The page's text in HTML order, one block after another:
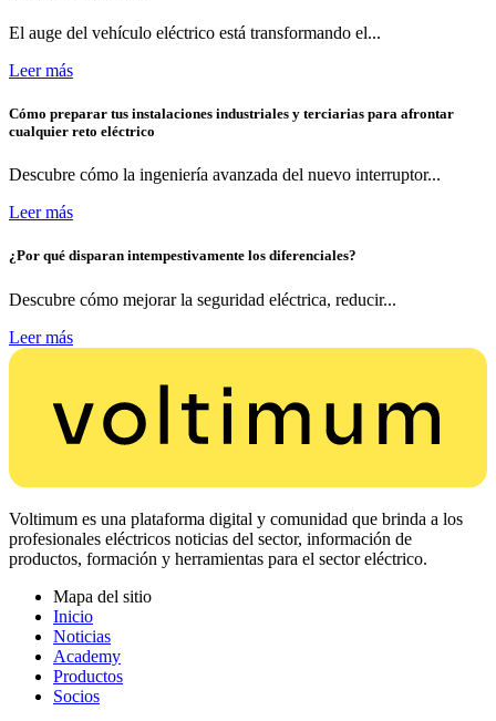
El auge del vehículo eléctrico está transformando el...
Leer más
Cómo preparar tus instalaciones industriales y terciarias para afrontar
cualquier reto eléctrico
Descubre cómo la ingeniería avanzada del nuevo interruptor...
Leer más
¿Por qué disparan intempestivamente los diferenciales?
Descubre cómo mejorar la seguridad eléctrica, reducir...
Leer más
Voltimum es una plataforma digital y comunidad que brinda a los
profesionales eléctricos noticias del sector, información de
productos, formación y herramientas para el sector eléctrico.
Mapa del sitio
Inicio
Noticias
Academy
Productos
Socios